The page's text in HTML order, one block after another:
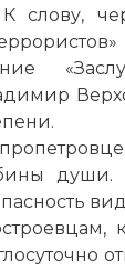
К слову,